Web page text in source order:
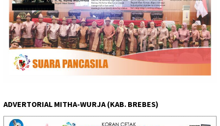
ADVERTORIAL MITHA-WURJA (KAB. BREBES)